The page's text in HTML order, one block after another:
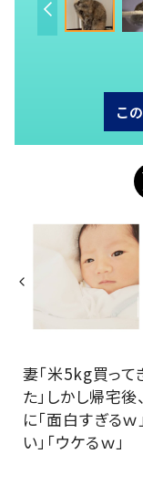
こ
妻「米5kg買って
た」しかし帰宅後
に「面白すぎるｗ
い」「ウケるｗ」